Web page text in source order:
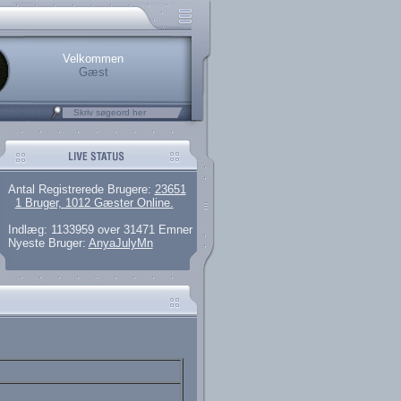
brugere
artikler og 135 guides
her.
Velkommen
Gæst
Antal Registrerede Brugere: 23651
1 Bruger, 1012 Gæster Online.
Indlæg: 1133959 over 31471 Emner
Nyeste Bruger: AnyaJulyMn